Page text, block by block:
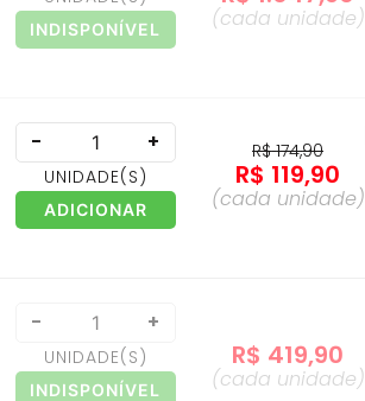
INDISPONÍVEL (cada unidade)
- +
UNIDADE(S)
ADICIONAR
R$ 174,90
R$ 119,90
(cada unidade)
- +
UNIDADE(S)
INDISPONÍVEL
R$ 419,90
(cada unidade)